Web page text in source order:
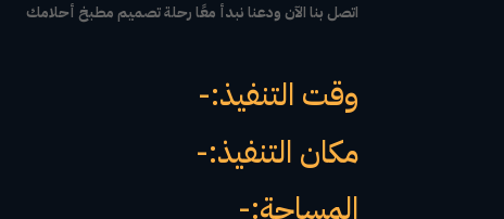
اتصل بنا الآن ودعنا نبدأ معًا رحلة تصميم مطبخ أحلامك
وقت التنفيذ:-
مكان التنفيذ:-
المساحة:-